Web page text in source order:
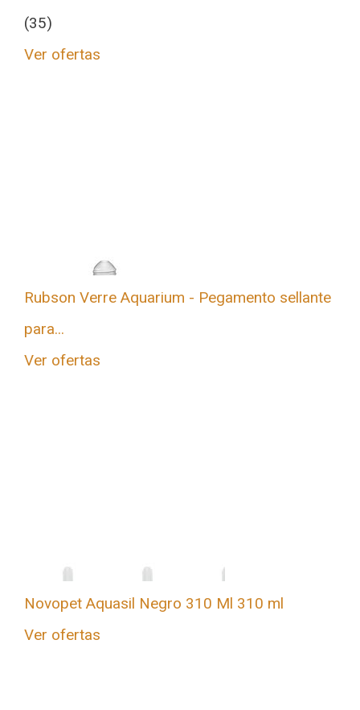
(35)
Ver ofertas
Rubson Verre Aquarium - Pegamento sellante
para...
Ver ofertas
Novopet Aquasil Negro 310 Ml 310 ml
Ver ofertas